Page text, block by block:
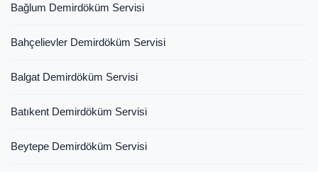
Bağlum Demirdöküm Servisi
Bahçelievler Demirdöküm Servisi
Balgat Demirdöküm Servisi
Batıkent Demirdöküm Servisi
Beytepe Demirdöküm Servisi